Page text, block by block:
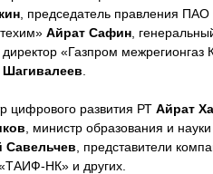
, председатель правления
Айрат Сафин ,
директор «Газпром межрегионгаз
цифрового развития РТ Айрат
, министр образования и
Савельчев , представители
НК» и других.